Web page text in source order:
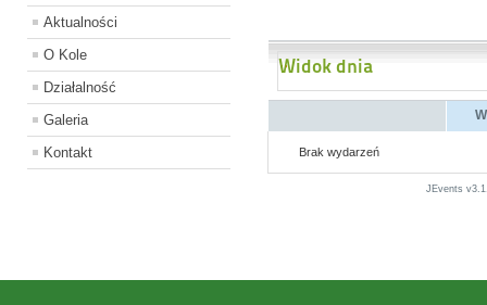
Aktualności
O Kole
Działalność
Galeria
Kontakt
Widok dnia
Brak wydarzeń
JEvents